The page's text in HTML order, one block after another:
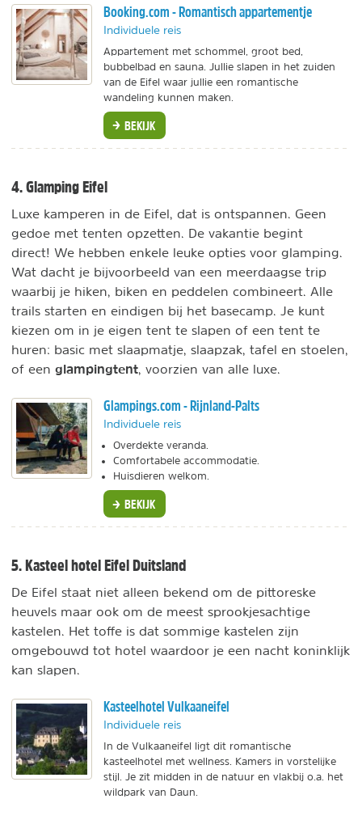
Booking.com - Romantisch appartementje
Individuele reis
Appartement met schommel, groot bed,
bubbelbad en sauna. Jullie slapen in het zuiden
van de Eifel waar jullie een romantische
wandeling kunnen maken.
BEKIJK
4. Glamping Eifel
Luxe kamperen in de Eifel, dat is ontspannen. Geen
gedoe met tenten opzetten. De vakantie begint
direct! We hebben enkele leuke opties voor glamping.
Wat dacht je bijvoorbeeld van een meerdaagse trip
waarbij je hiken, biken en peddelen combineert. Alle
trails starten en eindigen bij het basecamp. Je kunt
kiezen om in je eigen tent te slapen of een tent te
huren: basic met slaapmatje, slaapzak, tafel en stoelen,
of een glampingtent , voorzien van alle luxe.
Glampings.com - Rijnland-Palts
Individuele reis
Overdekte veranda.
Comfortabele accommodatie.
Huisdieren welkom.
BEKIJK
5. Kasteel hotel Eifel Duitsland
De Eifel staat niet alleen bekend om de pittoreske
heuvels maar ook om de meest sprookjesachtige
kastelen. Het toffe is dat sommige kastelen zijn
omgebouwd tot hotel waardoor je een nacht koninklijk
kan slapen.
Kasteelhotel Vulkaaneifel
Individuele reis
In de Vulkaaneifel ligt dit romantische
kasteelhotel met wellness. Kamers in vorstelijke
stijl. Je zit midden in de natuur en vlakbij o.a. het
wildpark van Daun.